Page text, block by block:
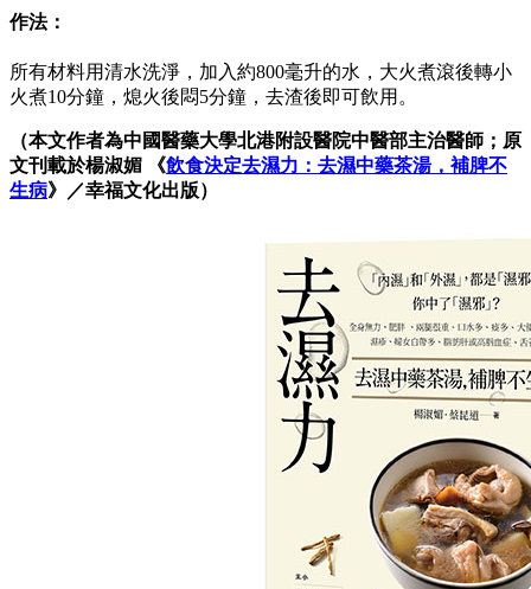
作法：
所有材料用清水洗淨，加入約800毫升的水，大火煮滾後轉小
火煮10分鐘，熄火後悶5分鐘，去渣後即可飲用。
（本文作者為中國醫藥大學北港附設醫院中醫部主治醫師；原
文刊載於楊淑媚 《飲食決定去濕力：去濕中藥茶湯，補脾不
生病》 ／幸福文化出版）